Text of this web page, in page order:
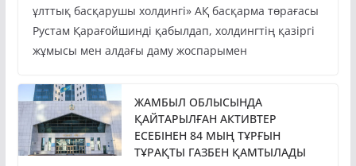
ұлттық басқарушы холдингі» АҚ басқарма төрағасы
Рустам Қарағойшинді қабылдап, холдингтің қазіргі
жұмысы мен алдағы даму жоспарымен
ЖАМБЫЛ ОБЛЫСЫНДА
ҚАЙТАРЫЛҒАН АКТИВТЕР
ЕСЕБІНЕН 84 МЫҢ ТҰРҒЫН
ТҰРАҚТЫ ГАЗБЕН ҚАМТЫЛАДЫ